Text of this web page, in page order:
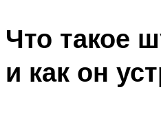
Что такое
и как он